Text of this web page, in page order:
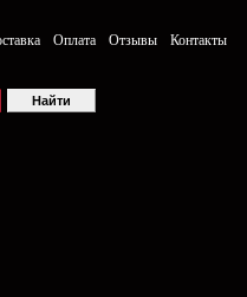
Оплата Отзывы
Контакты